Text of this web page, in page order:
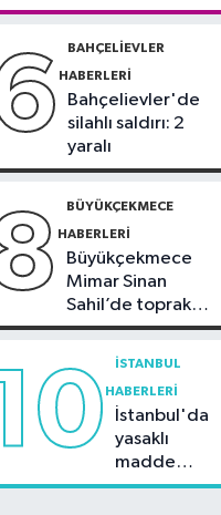
geçiyorlar
BAHÇELIEVLER
HABERLERI
Bahçelievler'de
silahlı saldırı: 2
yaralı
BÜYÜKÇEKMECE
HABERLERI
Büyükçekmece
Mimar Sinan
Sahil’de toprak
kayması
İSTANBUL
HABERLERI
İstanbul'da
yasaklı
madde
operasyonu